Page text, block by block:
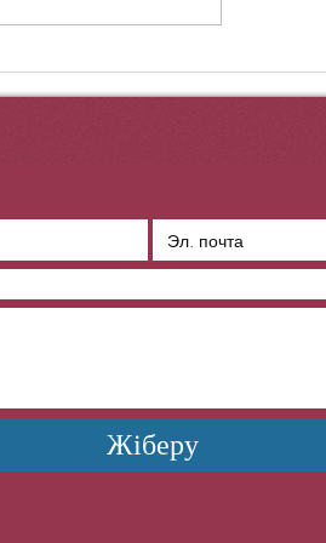
қатарына 110 млн. адам
Жіберу